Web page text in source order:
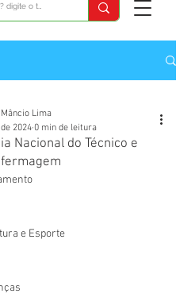
e Esporte
Nacional do Técnico e
Lima
2024 0 min de leitura